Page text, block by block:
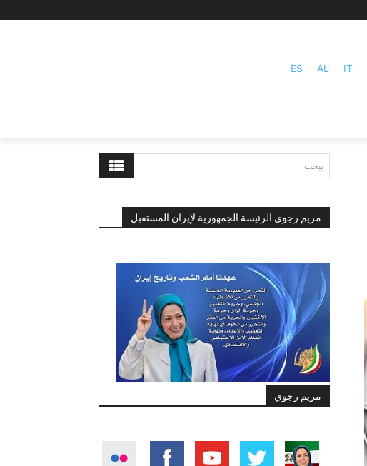
ES AL IT
يبحث
مريم رجوي الرئيسة الجمهورية لإيران المستقبل
مريم رجوي